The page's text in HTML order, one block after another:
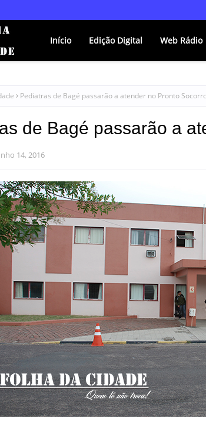
Início Edição Digital Web Rádio
Pediatras de Bagé passarão a atender no Pronto
de Bagé passarão a
14, 2016